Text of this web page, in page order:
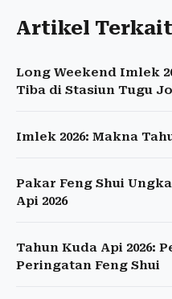
Artikel Terkait
Long Weekend Imlek
Tiba di Stasiun Tugu
Imlek 2026: Makna
Pakar Feng Shui
Api 2026
Tahun Kuda Api 2026:
Peringatan Feng Shui